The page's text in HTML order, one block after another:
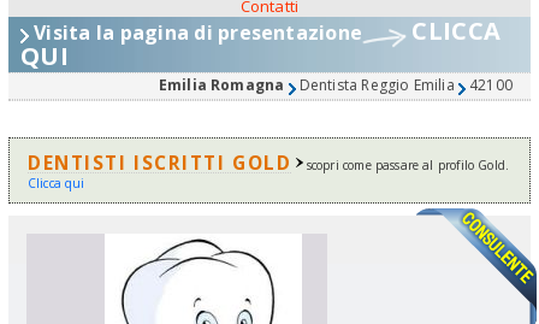
Contatti
Visita la pagina di presentazione CLICCA
QUI
Emilia Romagna Dentista Reggio Emilia 42100
DENTISTI ISCRITTI GOLD
scopri come passare al profilo Gold.
Clicca qui